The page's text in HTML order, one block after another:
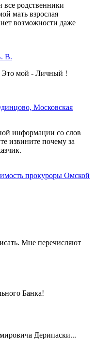
все родственники
мать взрослая
возможности даже
В.
Это мой - Личный !
Московская
информации со слов
извините почему за
прокуроры Омской
Мне перечисляют
Банка!
Дерипаски...